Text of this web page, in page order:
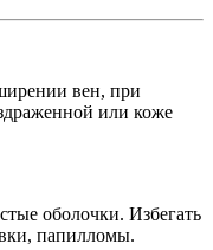
вен, при
или коже
оболочки. Избегать
папилломы.